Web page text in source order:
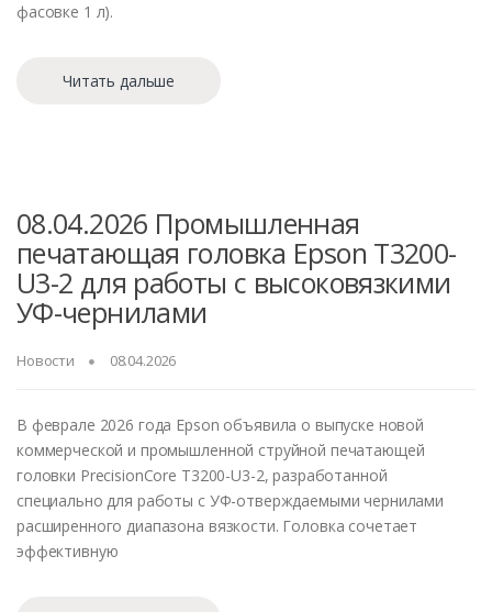
фасовке 1 л).
Читать дальше
08.04.2026 Промышленная
печатающая головка Epson T3200-
U3-2 для работы с высоковязкими
УФ-чернилами
Новости 08.04.2026
В феврале 2026 года Epson объявила о выпуске новой
коммерческой и промышленной струйной печатающей
головки PrecisionCore T3200-U3-2, разработанной
специально для работы с УФ-отверждаемыми чернилами
расширенного диапазона вязкости. Головка сочетает
эффективную